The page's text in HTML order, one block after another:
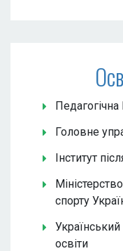
Головне
Інститут
спорту
освіти